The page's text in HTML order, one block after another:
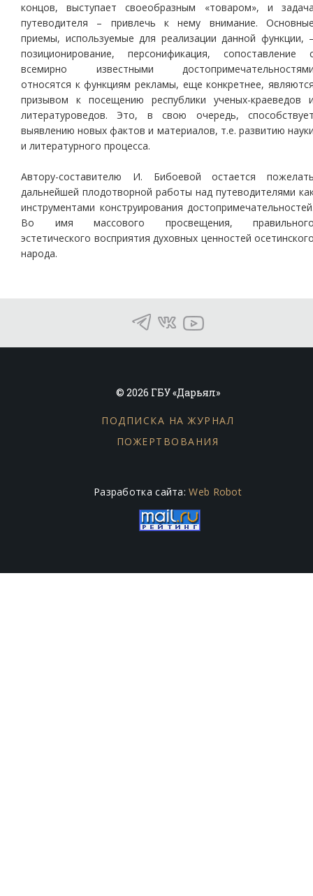
концов, выступает своеобразным «товаром», и
путеводителя – привлечь к нему внимание.
приемы, используемые для реализации данной функции,
позиционирование, персонификация, сопоставление
всемирно известными
относятся к функциям рекламы, еще конкретнее,
призывом к посещению республики ученых-краеведов
литературоведов. Это, в свою очередь,
выявлению новых фактов и материалов, т.е. развитию
и литературного процесса.
Автору-составителю И. Бибоевой остается
дальнейшей плодотворной работы над путеводителями
инструментами конструирования
Во имя массового просвещения,
эстетического восприятия духовных ценностей
народа.
© 2026 ГБУ «Дарьял»
ПОДПИСКА НА ЖУРНАЛ
ПОЖЕРТВОВАНИЯ
Разработка сайта:Web Robot